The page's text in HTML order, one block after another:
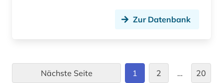
Zur Datenbank
Nächste Seite 1 2 … 20